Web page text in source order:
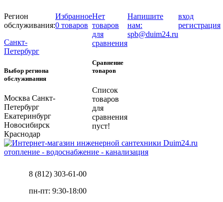
Регион
обслуживания:
Санкт-
Петербург
Выбор региона
обслуживания
Москва Санкт-
Петербург
Екатеринбург
Новосибирск
Краснодар
Избранное
0 товаров
Нет
товаров
для
сравнения
Сравнение
товаров
Список
товаров
для
сравнения
пуст!
Напишите
нам:
spb@duim24.ru
вход
регистрация
отопление - водоснабжение - канализация
8 (812) 303-61-00
пн-пт: 9:30-18:00